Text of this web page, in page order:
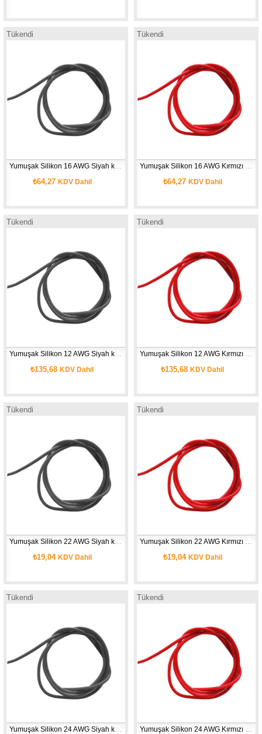
Tükendi
Yumuşak Silikon 16 AWG Siyah kablo 1 Metre
₺64,27 KDV Dahil
Tükendi
Yumuşak Silikon 16 AWG Kırmızı kablo 1 Metre
₺64,27 KDV Dahil
Tükendi
Yumuşak Silikon 12 AWG Siyah kablo 1 Metre
₺135,68KDV Dahil
Tükendi
Yumuşak Silikon 12 AWG Kırmızı kablo 1 Metre
₺135,68KDV Dahil
Tükendi
Yumuşak Silikon 22 AWG Siyah kablo 1 Metre
₺19,04 KDV Dahil
Tükendi
Yumuşak Silikon 22 AWG Kırmızı kablo 1 Metre
₺19,04 KDV Dahil
Tükendi
Yumuşak Silikon 24 AWG Siyah kablo 1 Metre
Tükendi
Yumuşak Silikon 24 AWG Kırmızı kablo 1 Metre